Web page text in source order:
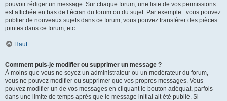
pouvoir rédiger un message. Sur chaque forum, une liste de vos permissions
est affichée en bas de l’écran du forum ou du sujet. Par exemple : vous pouvez
publier de nouveaux sujets dans ce forum, vous pouvez transférer des pièces
jointes dans ce forum, etc.
Haut
Comment puis-je modifier ou supprimer un message ?
À moins que vous ne soyez un administrateur ou un modérateur du forum,
vous ne pouvez modifier ou supprimer que vos propres messages. Vous
pouvez modifier un de vos messages en cliquant le bouton adéquat, parfois
dans une limite de temps après que le message initial ait été publié. Si